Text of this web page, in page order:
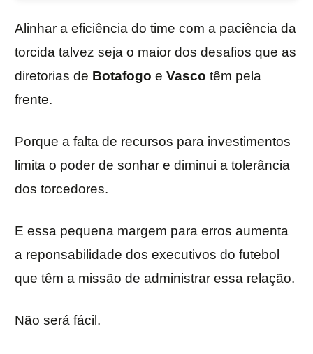
Alinhar a eficiência do time com a paciência da
torcida talvez seja o maior dos desafios que as
diretorias de Botafogo e Vasco têm pela
frente.
Porque a falta de recursos para investimentos
limita o poder de sonhar e diminui a tolerância
dos torcedores.
E essa pequena margem para erros aumenta
a reponsabilidade dos executivos do futebol
que têm a missão de administrar essa relação.
Não será fácil.